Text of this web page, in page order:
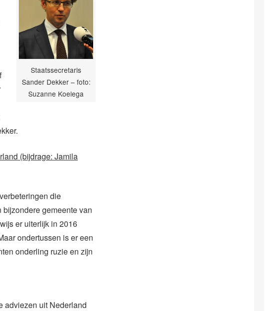
Staatssecretaris
Sander Dekker – foto:
Suzanne Koelega
(bijdrage: Jamila
die
gemeente van
er uiterlijk in 2016
ondertussen is er een
onderling ruzie en zijn
adviezen uit Nederland